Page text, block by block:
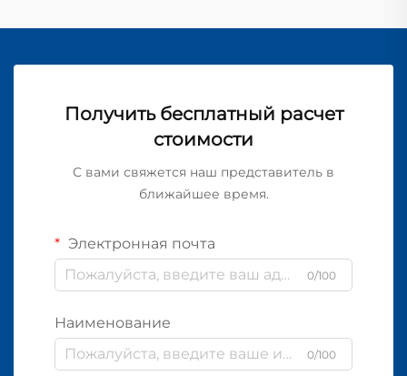
Получить бесплатный расчет
стоимости
С вами свяжется наш представитель в
ближайшее время.
Электронная почта
0/100
Наименование
0/100